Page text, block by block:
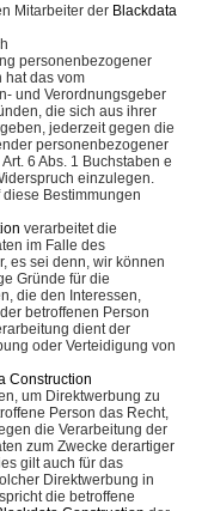
Mitarbeiter der Blackdata
personenbezogener
hat das vom
und Verordnungsgeber
die sich aus ihrer
jederzeit gegen die
personenbezogener
6 Abs. 1 Buchstaben e
einzulegen.
Bestimmungen
verarbeitet die
im Falle des
es sei denn, wir können
Gründe für die
die den Interessen,
betroffenen Person
dient der
oder Verteidigung von
Construction
um Direktwerbung zu
Person das Recht,
die Verarbeitung der
zum Zwecke derartiger
gilt auch für das
Direktwerbung in
die betroffene